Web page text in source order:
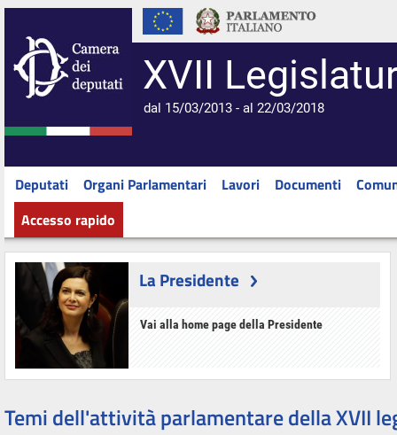
XVII
dal 15/03/2013 - al 22/03/2018
Deputati Organi Parlamentari Lavori Documenti
Accesso rapido
La Presidente
Vai alla home page della Presidente
Temi dell'attività parlamentare della XVII